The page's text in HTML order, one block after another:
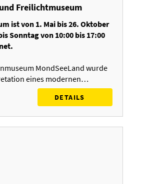
Freilichtmuseum
ist von 1. Mai bis 26. Oktober
Sonntag von 10:00 bis 17:00
MondSeeLand wurde
eines modernen…
DETAILS